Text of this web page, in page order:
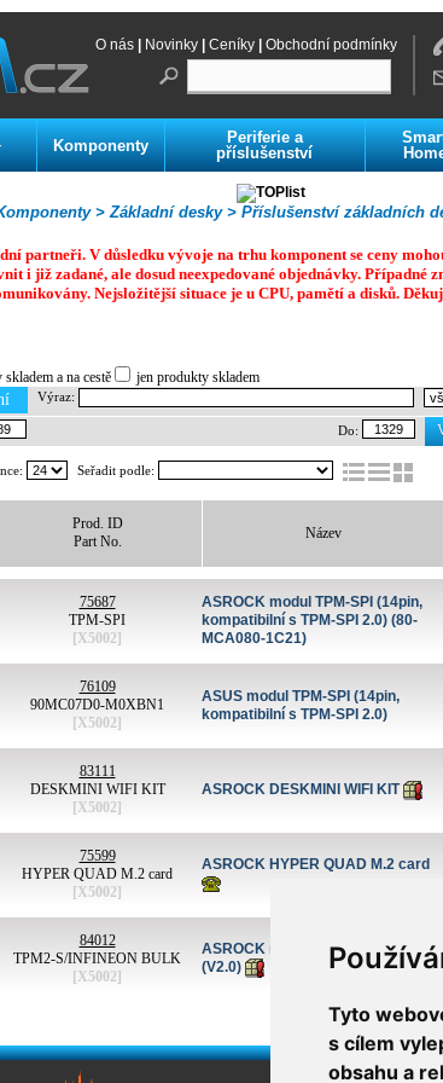
Tyto
s cílem
obsahu a
O nás Novinky Ceníky Obchodní podmínky
Komponenty
Periferie a
příslušenství
Příslušenství základních
Základní desky >
>
partneři. V důsledku vývoje na trhu komponent se ceny
i již zadané, ale dosud neexpedované objednávky. Případné
Nejsložitější situace je u CPU, pamětí a disků.
a na cestě jen produkty skladem
Výraz:
Do:
Seřadit podle:
Prod. ID
Part No.
Název
75687
TPM-SPI
[X5002]
ASROCK modul TPM-SPI (14pin,
kompatibilní s TPM-SPI 2.0) (80-
MCA080-1C21)
76109
90MC07D0-M0XBN1
[X5002]
ASUS modul TPM-SPI (14pin,
kompatibilní s TPM-SPI 2.0)
83111
DESKMINI WIFI KIT
[X5002]
ASROCK DESKMINI WIFI KIT
75599
HYPER QUAD M.2 card
[X5002]
ASROCK HYPER QUAD M.2 card
84012
TPM2-S/INFINEON BULK
[X5002]
ASROCK modul TPM2-S 17pin
(V2.0)